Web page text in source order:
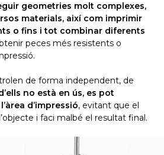
geometries molt complexes,
materials, així com imprimir
o fins i tot combinar diferents
peces més resistents o
de forma independent, de
no està en ús, es pot
d’impressió, evitant que el
i faci malbé el resultat final.